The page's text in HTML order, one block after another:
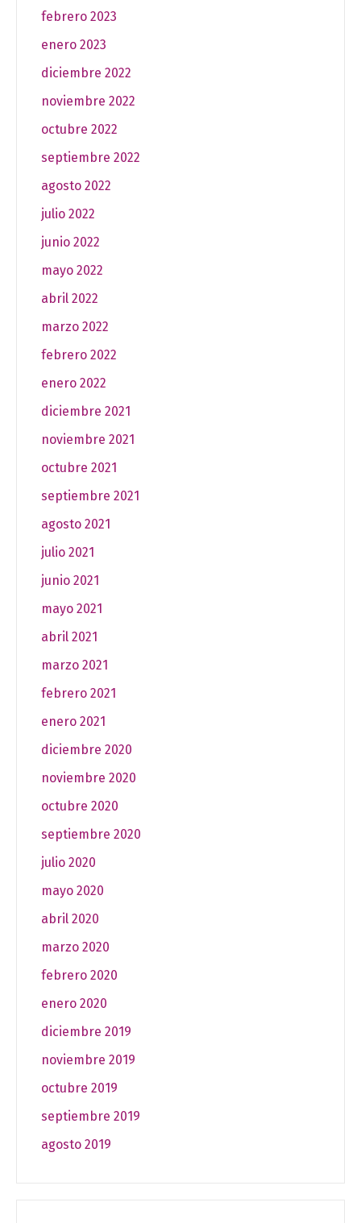
febrero 2023
enero 2023
diciembre 2022
noviembre 2022
octubre 2022
septiembre 2022
agosto 2022
julio 2022
junio 2022
mayo 2022
abril 2022
marzo 2022
febrero 2022
enero 2022
diciembre 2021
noviembre 2021
octubre 2021
septiembre 2021
agosto 2021
julio 2021
junio 2021
mayo 2021
abril 2021
marzo 2021
febrero 2021
enero 2021
diciembre 2020
noviembre 2020
octubre 2020
septiembre 2020
julio 2020
mayo 2020
abril 2020
marzo 2020
febrero 2020
enero 2020
diciembre 2019
noviembre 2019
octubre 2019
septiembre 2019
agosto 2019